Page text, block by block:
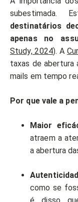
subestimada.
destinatários
apenas no
Study, 2024). A
taxas de abertura
mails em tempo
Por que vale a
Maior
atraem a
a abertura
como se